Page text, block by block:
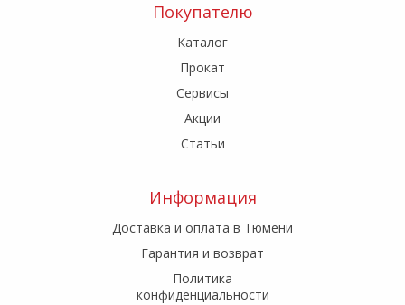
Покупателю
Каталог
Прокат
Сервисы
Акции
Статьи
Информация
Доставка и оплата в Тюмени
Гарантия и возврат
Политика
конфиденциальности